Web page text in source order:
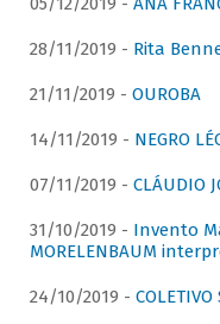
28/11/2019 - Rita
21/11/2019 - OUROBA
14/11/2019 - NEGRO
07/11/2019 - CLÁUDIO
31/10/2019 - Invento
MORELENBAUM
24/10/2019 -